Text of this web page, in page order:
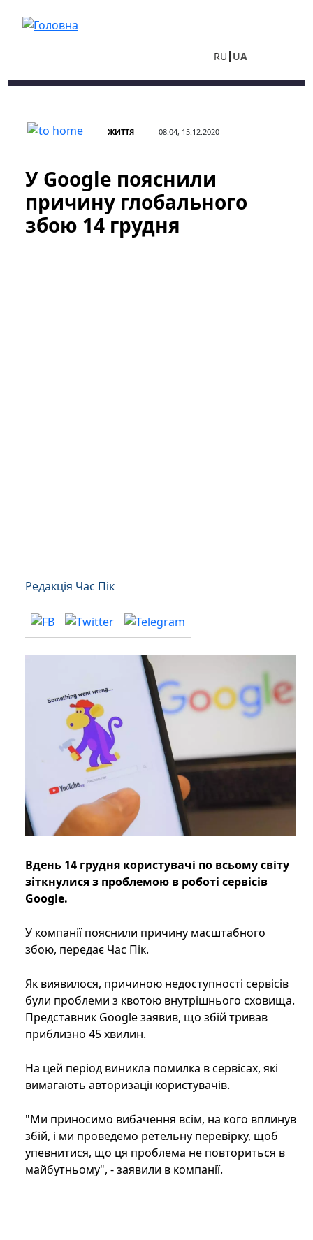
RU UA
ЖИТТЯ 08:04, 15.12.2020
У Google пояснили
причину глобального
збою 14 грудня
Редакція Час Пік
Вдень 14 грудня користувачі по всьому світу
зіткнулися з проблемою в роботі сервісів
Google.
У компанії пояснили причину масштабного
збою, передає Час Пік.
Як виявилося, причиною недоступності сервісів
були проблеми з квотою внутрішнього сховища.
Представник Google заявив, що збій тривав
приблизно 45 хвилин.
На цей період виникла помилка в сервісах, які
вимагають авторизації користувачів.
"Ми приносимо вибачення всім, на кого вплинув
збій, і ми проведемо ретельну перевірку, щоб
упевнитися, що ця проблема не повториться в
майбутньому", - заявили в компанії.